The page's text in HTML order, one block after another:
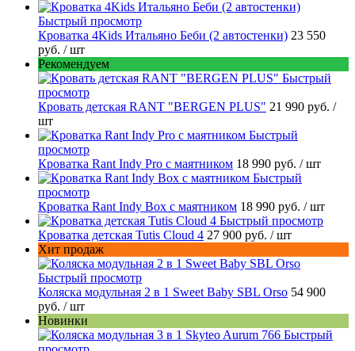
Быстрый просмотр
Кроватка 4Kids Итальяно Беби (2 автостенки) 23 550
руб. / шт
Рекомендуем
Быстрый
просмотр
Кровать детская RANT "BERGEN PLUS" 21 990 руб. /
шт
Быстрый
просмотр
Кроватка Rant Indy Pro с маятником 18 990 руб. / шт
Быстрый
просмотр
Кроватка Rant Indy Box с маятником 18 990 руб. / шт
Быстрый просмотр
Кроватка детская Tutis Cloud 4 27 900 руб. / шт
Хит продаж
Быстрый просмотр
Коляска модульная 2 в 1 Sweet Baby SBL Orso 54 900
руб. / шт
Новинки
Быстрый